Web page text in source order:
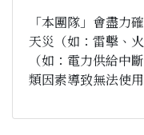
「本團隊」會盡力
天災（如：雷擊、
（如：電力供給中
類因素導致無法使